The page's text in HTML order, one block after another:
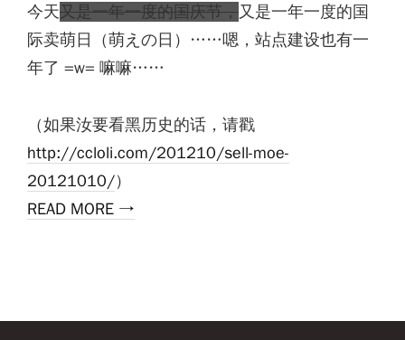
今天又是一年一度的国庆节，又是一年一度的国
际卖萌日（萌えの日）……嗯，站点建设也有一
年了 =w= 嘛嘛……
（如果汝要看黑历史的话，请戳
http://ccloli.com/201210/sell-moe-
20121010/）
READ MORE →